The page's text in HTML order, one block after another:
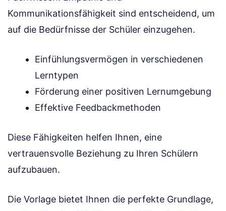
Kommunikationsfähigkeit sind entscheidend, um
auf die Bedürfnisse der Schüler einzugehen.
Einfühlungsvermögen in verschiedenen
Lerntypen
Förderung einer positiven Lernumgebung
Effektive Feedbackmethoden
Diese Fähigkeiten helfen Ihnen, eine
vertrauensvolle Beziehung zu Ihren Schülern
aufzubauen.
Die Vorlage bietet Ihnen die perfekte Grundlage,